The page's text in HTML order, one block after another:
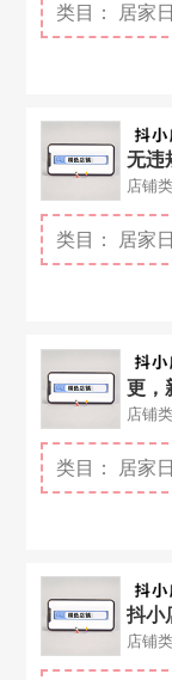
类目： 居家
无违
店铺
类目： 居家
更，
店铺
类目： 居家
抖小
店铺